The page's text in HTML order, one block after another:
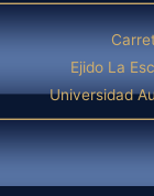
Ejido La
Universidad